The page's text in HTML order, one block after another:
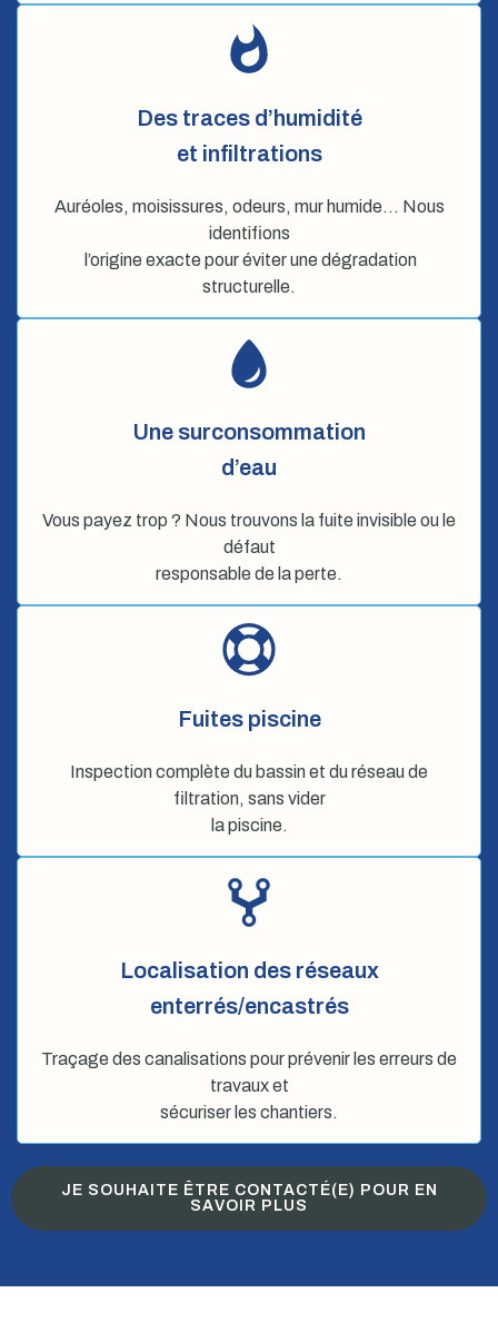
Des traces d’humidité
et infiltrations
Auréoles, moisissures, odeurs, mur humide… Nous
identifions
l’origine exacte pour éviter une dégradation
structurelle.
Une surconsommation
d’eau
Vous payez trop ? Nous trouvons la fuite invisible ou le
défaut
responsable de la perte.
Fuites piscine
Inspection complète du bassin et du réseau de
filtration, sans vider
la piscine.
Localisation des réseaux
enterrés/encastrés
Traçage des canalisations pour prévenir les erreurs de
travaux et
sécuriser les chantiers.
JE SOUHAITE ÊTRE CONTACTÉ(E) POUR EN
SAVOIR PLUS